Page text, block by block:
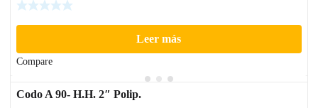
Leer más
Compare
Codo A 90- H.H. 2″ Polip.